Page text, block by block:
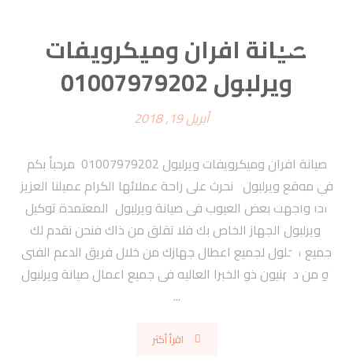
صيانة افران وميكرويفات
ويرلبول 01007979202
أبريل 19, 2018
صيانة افران وميكرويفات ويرلبول 01007979202 مرحبأ بكم
في موقع ويرلبول نحرث على راحة عملائها الكرام عميلنا العزيز
اذا واجهت بعض العيوب فى صيانة ويرلبول المعتمدة توكيل
ويرلبول الجهاز الخاص بك فلا تقلق من ذاك فنحن نقدم لك
جميع الحلول لجميع اعطال جهازك من خلال فريق الدعم الفنى
او من مهنيون ذو الخبرا العاليه فى جميع اعمال صيانة ويرلبول
...
اقرأ أكثر